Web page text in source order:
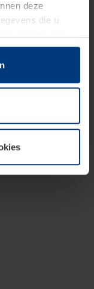
deze
die u
op uw
alle andere
Uw
uitleg van de